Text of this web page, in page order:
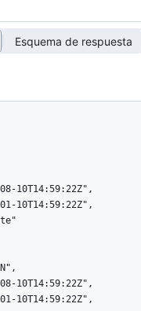
Esquema de respuesta